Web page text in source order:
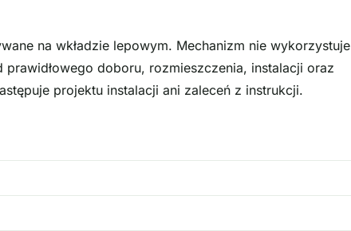
na wkładzie lepowym. Mechanizm nie wykorzystuje
doboru, rozmieszczenia, instalacji oraz
projektu instalacji ani zaleceń z instrukcji.